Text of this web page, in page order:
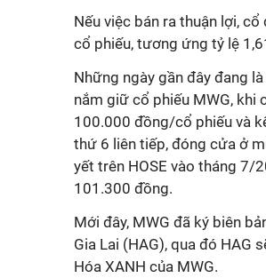
Nếu việc bán ra thuận lợi,
cổ phiếu, tương ứng tỷ lệ
Những ngày gần đây đang
nắm giữ cổ phiếu MWG, khi
100.000 đồng/cổ phiếu và
thứ 6 liên tiếp, đóng cửa ở
yết trên HOSE vào tháng 7/
101.300 đồng.
Mới đây, MWG đã ký biên
Gia Lai (HAG), qua đó HAG
Hóa XANH của MWG.